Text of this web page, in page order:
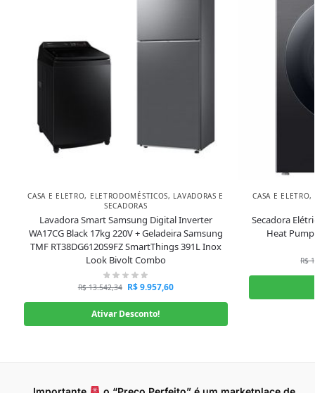
CASA E ELETRO, ELETRODOMÉSTICOS, LAVADORAS E
SECADORAS
Lavadora Smart Samsung Digital Inverter
WA17CG Black 17kg 220V + Geladeira Samsung
TMF RT38DG6120S9FZ SmartThings 391L Inox
Look Bivolt Combo
R$13.542,34 R$9.957,60
Ativar Desconto!
CASA E ELETRO,
Secadora
Heat Pump
R$